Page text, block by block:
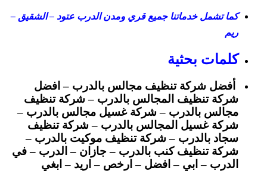
كما تشمل خدماتنا جميع قري ومدن الدرب عتود – الشقيق –
ريم
كلمات بحثية
أفضل شركة تنظيف مجالس بالدرب – افضل
شركة تنظيف المجالس بالدرب – شركة تنظيف
مجالس بالدرب – شركة غسيل مجالس بالدرب –
شركة غسيل المجالس بالدرب – شركة تنظيف
سجاد بالدرب – شركة تنظيف موكيت بالدرب –
شركة تنظيف كنب بالدرب – جازان – الدرب – في
الدرب – ابي – افضل – ارخص – اريد – ابغي